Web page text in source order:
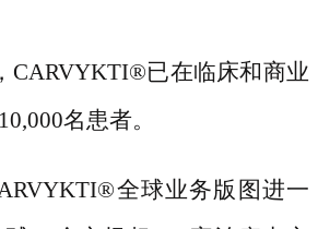
CARVYKTI®已在临床和商业
10,000名患者。
®全球业务版图进一